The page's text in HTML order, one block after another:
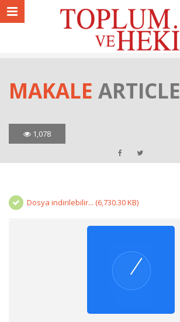
MAKALE ARTICLE
1,078
Dosya indirilebilir... (6,730.30 KB)